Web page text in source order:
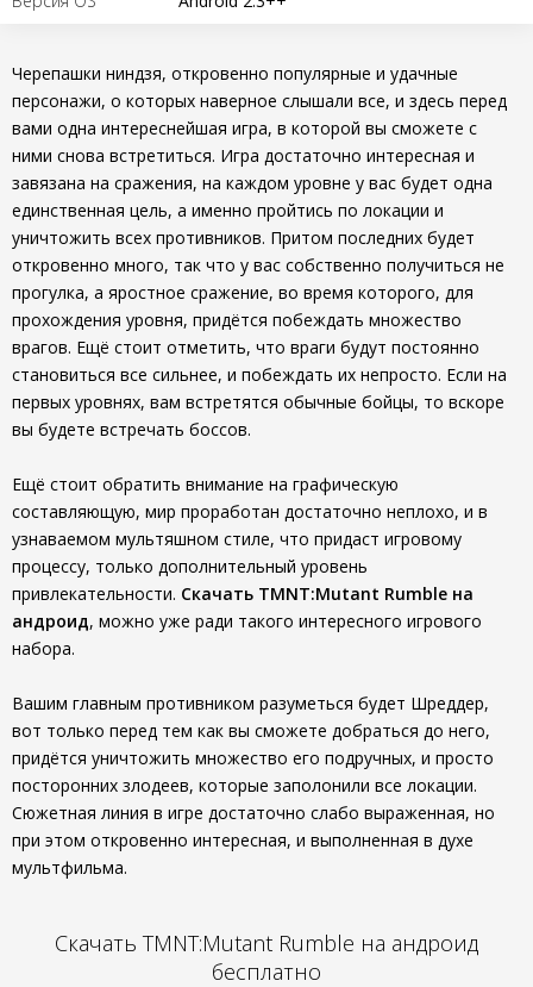
Черепашки ниндзя, откровенно популярные и удачные
персонажи, о которых наверное слышали все, и здесь перед
вами одна интереснейшая игра, в которой вы сможете с
ними снова встретиться. Игра достаточно интересная и
завязана на сражения, на каждом уровне у вас будет одна
единственная цель, а именно пройтись по локации и
уничтожить всех противников. Притом последних будет
откровенно много, так что у вас собственно получиться не
прогулка, а яростное сражение, во время которого, для
прохождения уровня, придётся побеждать множество
врагов. Ещё стоит отметить, что враги будут постоянно
становиться все сильнее, и побеждать их непросто. Если на
первых уровнях, вам встретятся обычные бойцы, то вскоре
вы будете встречать боссов.
Ещё стоит обратить внимание на графическую
составляющую, мир проработан достаточно неплохо, и в
узнаваемом мультяшном стиле, что придаст игровому
процессу, только дополнительный уровень
привлекательности. Скачать TMNT:Mutant Rumble на
андроид, можно уже ради такого интересного игрового
набора.
Вашим главным противником разуметься будет Шреддер,
вот только перед тем как вы сможете добраться до него,
придётся уничтожить множество его подручных, и просто
посторонних злодеев, которые заполонили все локации.
Сюжетная линия в игре достаточно слабо выраженная, но
при этом откровенно интересная, и выполненная в духе
мультфильма.
Скачать TMNT:Mutant Rumble на андроид
бесплатно